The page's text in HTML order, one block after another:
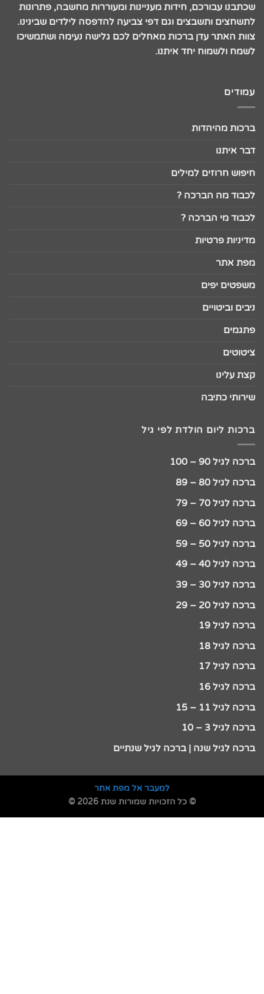
שכתבנו עבורכם, חידות מעניינות ומעוררות מחשבה, פתרונות
לתשחצים ותשבצים וגם דפי צביעה להדפסה לילדים שבינינו.
צוות האתר עדן ברכות מאחלים לכם גלישה נעימה ושתמשיכו
לשמח ולשמוח יחד איתנו.
עמודים
ברכות מהיהדות
דבר איתנו
חיפוש חרוזים למילים
לכבוד מה הברכה ?
לכבוד מי הברכה ?
מדיניות פרטיות
מפת אתר
משפטים יפים
ניבים וביטויים
פתגמים
ציטוטים
קצת עלינו
שירותי כתיבה
ברכות ליום הולדת לפי גיל
ברכה לגיל 90 – 100
ברכה לגיל 80 – 89
ברכה לגיל 70 – 79
ברכה לגיל 60 – 69
ברכה לגיל 50 – 59
ברכה לגיל 40 – 49
ברכה לגיל 30 – 39
ברכה לגיל 20 – 29
ברכה לגיל 19
ברכה לגיל 18
ברכה לגיל 17
ברכה לגיל 16
ברכה לגיל 11 – 15
ברכה לגיל 3 – 10
ברכה לגיל שנה | ברכה לגיל שנתיים
למעבר אל מפת אתר
© כל הזכויות שמורות שנת 2026 ©